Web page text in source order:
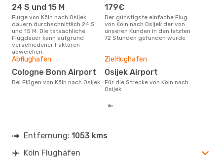
24 S und 15 M
Flüge von Köln nach Osijek
dauern durchschnittlich 24 S
und 15 M. Die tatsächliche
Flugdauer kann aufgrund
verschiedener Faktoren
abweichen.
179€
Der günstigste einfache Flug
von Köln nach Osijek der von
unseren Kunden in den letzten
72 Stunden gefunden wurde
Abflughafen
Cologne Bonn Airport
Bei Flügen von Köln nach Osijek
Zielflughafen
Osijek Airport
Für die Strecke von Köln nach
Osijek
Entfernung: 1053 kms
Köln Flughäfen